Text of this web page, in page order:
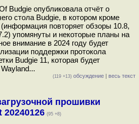
Budgie опубликовала отчёт о
стола Budgie, в котором кроме
повторяет обзоры 10.8,
упомянуты и некоторые планы на
внимание в 2024 году будет
поддержки протокола
Budgie 11, которая будет
(119 +13) обсуждение | весь текст
прошивки
20240126 (95 +8)